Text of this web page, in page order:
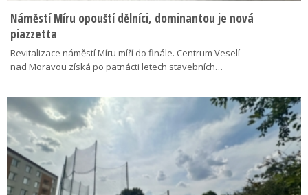
Náměstí Míru opouští dělníci, dominantou je nová
piazzetta
Revitalizace náměstí Míru míří do finále. Centrum Veselí
nad Moravou získá po patnácti letech stavebních…